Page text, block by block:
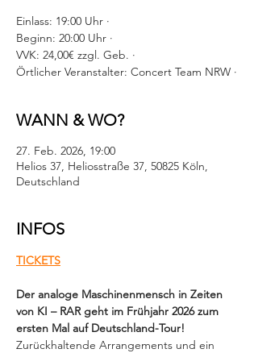
Einlass: 19:00 Uhr ·
Beginn: 20:00 Uhr ·
VVK: 24,00€ zzgl. Geb. ·
Örtlicher Veranstalter: Concert Team NRW ·
WANN & WO?
27. Feb. 2026, 19:00
Helios 37, Heliosstraße 37, 50825 Köln,
Deutschland
INFOS
TICKETS
Der analoge Maschinenmensch in Zeiten
von KI – RAR geht im Frühjahr 2026 zum
ersten Mal auf Deutschland-Tour!
Zurückhaltende Arrangements und ein